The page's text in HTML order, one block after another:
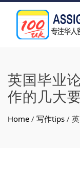
英国毕业
作的几大
Home / 写作tips /